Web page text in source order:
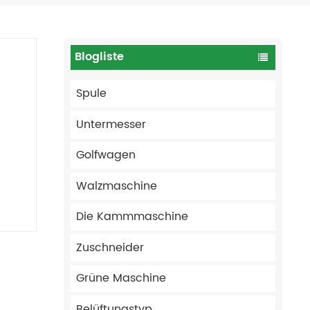
Blogliste
Spule
Untermesser
Golfwagen
Walzmaschine
Die Kammmaschine
Zuschneider
Grüne Maschine